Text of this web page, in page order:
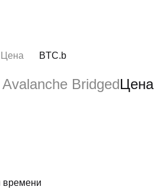
Цена BTC.b
BridgedЦена
времени